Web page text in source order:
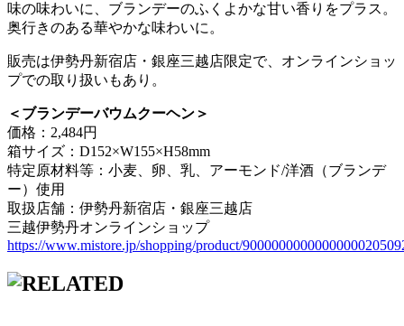
味の味わいに、ブランデーのふくよかな甘い香りをプラス。
奥行きのある華やかな味わいに。
販売は伊勢丹新宿店・銀座三越店限定で、オンラインショッ
プでの取り扱いもあり。
＜ブランデーバウムクーヘン＞
価格：2,484円
箱サイズ：D152×W155×H58mm
特定原材料等：小麦、卵、乳、アーモンド/洋酒（ブランデ
ー）使用
取扱店舗：伊勢丹新宿店・銀座三越店
三越伊勢丹オンラインショップ
https://www.mistore.jp/shopping/product/